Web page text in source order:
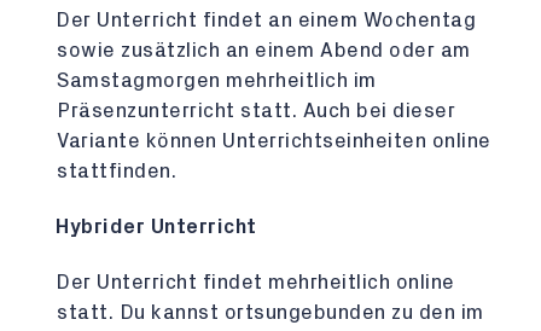
Der Unterricht findet an einem Wochentag
sowie zusätzlich an einem Abend oder am
Samstagmorgen mehrheitlich im
Präsenzunterricht statt. Auch bei dieser
Variante können Unterrichtseinheiten online
stattfinden.
Hybrider Unterricht
Der Unterricht findet mehrheitlich online
statt. Du kannst ortsungebunden zu den im